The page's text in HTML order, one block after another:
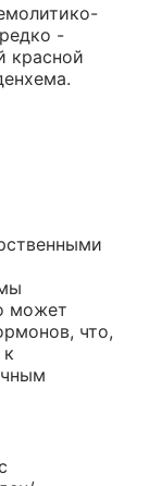
-
красной
может
что,